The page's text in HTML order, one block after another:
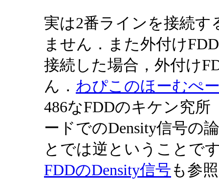
実は2番ラインを接続す
ません．また外付け
接続した場合，外付け
ん． わぴこのほーむぺ
486なFDDのキケン究
ードでのDensity信号の
とでは逆ということで
FDDのDensity信号 も参